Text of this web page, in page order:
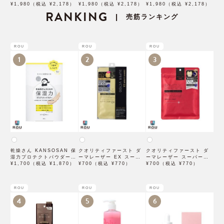
¥1,980（税込 ¥2,178）
¥1,980（税込 ¥2,178）
イラック
¥1,980（税込 ¥2,178）
RANKING | 売筋ランキング
ROU
1
乾燥さん KANSOSAN 保
湿力プロテクトパウダー
10g【BCLカンパニー】
¥1,700（税込 ¥1,870）
ROU
2
クオリティファースト ダ
ーマレーザー EX スーパ
ー VC100 マスク 1枚入
¥700（税込 ¥770）
ROU
3
クオリティファースト ダ
ーマレーザー スーパーレ
チノール100マスク 7枚入
¥700（税込 ¥770）
ROU
4
ROU
5
ROU
6